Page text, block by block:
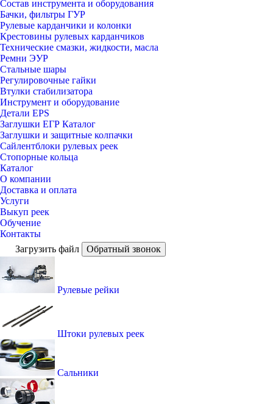
Состав инструмента и оборудования
Бачки, фильтры ГУР
Рулевые карданчики и колонки
Крестовины рулевых карданчиков
Технические смазки, жидкости, масла
Ремни ЭУР
Стальные шары
Регулировочные гайки
Втулки стабилизатора
Инструмент и оборудование
Детали EPS
Заглушки ЕГР Каталог
Заглушки и защитные колпачки
Сайлентблоки рулевых реек
Стопорные кольца
Каталог
О компании
Доставка и оплата
Услуги
Выкуп реек
Обучение
Контакты
Загрузить файл
Обратный звонок
Рулевые рейки
Штоки рулевых реек
Сальники